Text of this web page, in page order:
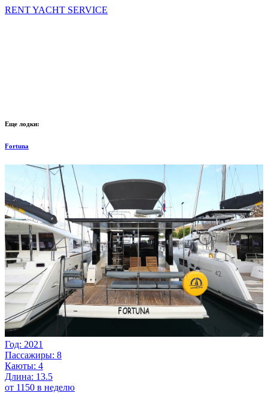
RENT YACHT SERVICE
Еще лодки:
Fortuna
Год: 2021
Пассажиры: 8
Каюты: 4
Длина: 13.5
от 1150 в неделю